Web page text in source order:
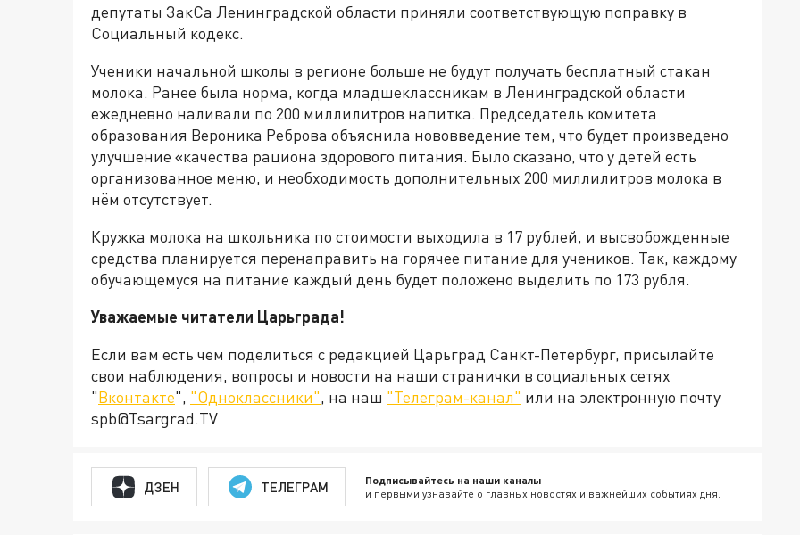
депутаты ЗакСа Ленинградской области приняли соответствующую поправку в
Социальный кодекс.
Ученики начальной школы в регионе больше не будут получать бесплатный стакан
молока. Ранее была норма, когда младшеклассникам в Ленинградской области
ежедневно наливали по 200 миллилитров напитка. Председатель комитета
образования Вероника Реброва объяснила нововведение тем, что будет произведено
улучшение «качества рациона здорового питания. Было сказано, что у детей есть
организованное меню, и необходимость дополнительных 200 миллилитров молока в
нём отсутствует.
Кружка молока на школьника по стоимости выходила в 17 рублей, и высвобожденные
средства планируется перенаправить на горячее питание для учеников. Так, каждому
обучающемуся на питание каждый день будет положено выделить по 173 рубля.
Уважаемые читатели Царьграда!
Если вам есть чем поделиться с редакцией Царьград Санкт-Петербург, присылайте
свои наблюдения, вопросы и новости на наши странички в социальных сетях
"Вконтакте", "Одноклассники", на наш "Телеграм-канал" или на электронную почту
spb@Tsargrad.TV
ДЗЕН ТЕЛЕГРАМ Подписывайтесь на наши каналы
и первыми узнавайте о главных новостях и важнейших событиях дня.